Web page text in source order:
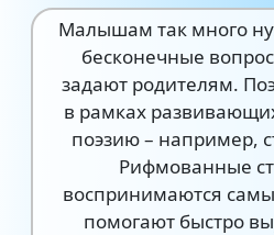
Малышам так много
бесконечные
задают родителям.
в рамках
поэзию – например,
Рифмованные
воспринимаются
помогают быстро